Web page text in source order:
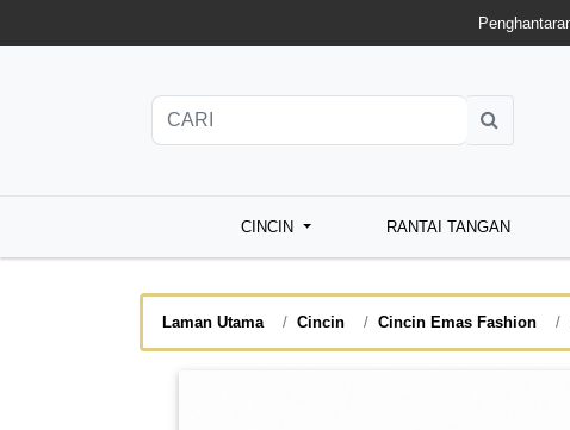
CINCIN RANTAI TANGAN
Laman Utama Cincin Cincin Emas Fashion